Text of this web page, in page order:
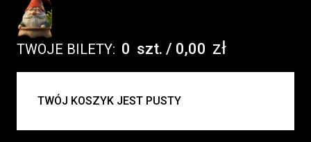
TWOJE BILETY: 0 szt. / 0,00 zł
UWAGA:
TWÓJ KOSZYK JEST PUSTY